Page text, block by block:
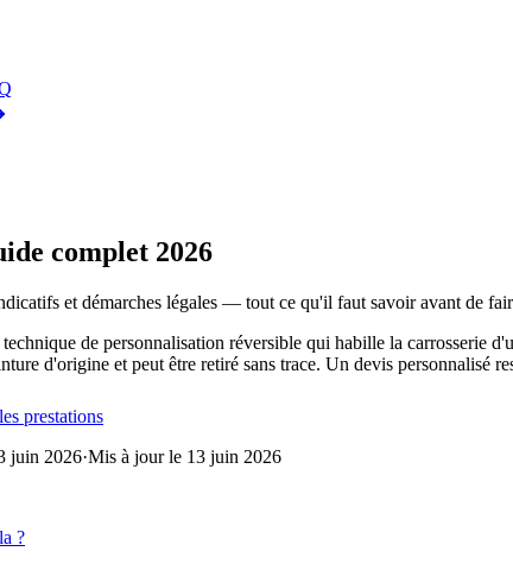
complet 2026
et démarches légales — tout ce qu'il faut savoir avant de
de personnalisation réversible qui habille la
d'origine et peut être retiré sans trace. Un devis personnalisé
prestations
juin 2026·Mis à jour le 13 juin 2026
?